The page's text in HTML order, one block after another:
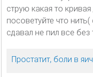
струю какая то
посоветуйте что
сдавал не пил все без
Простатит, боли в